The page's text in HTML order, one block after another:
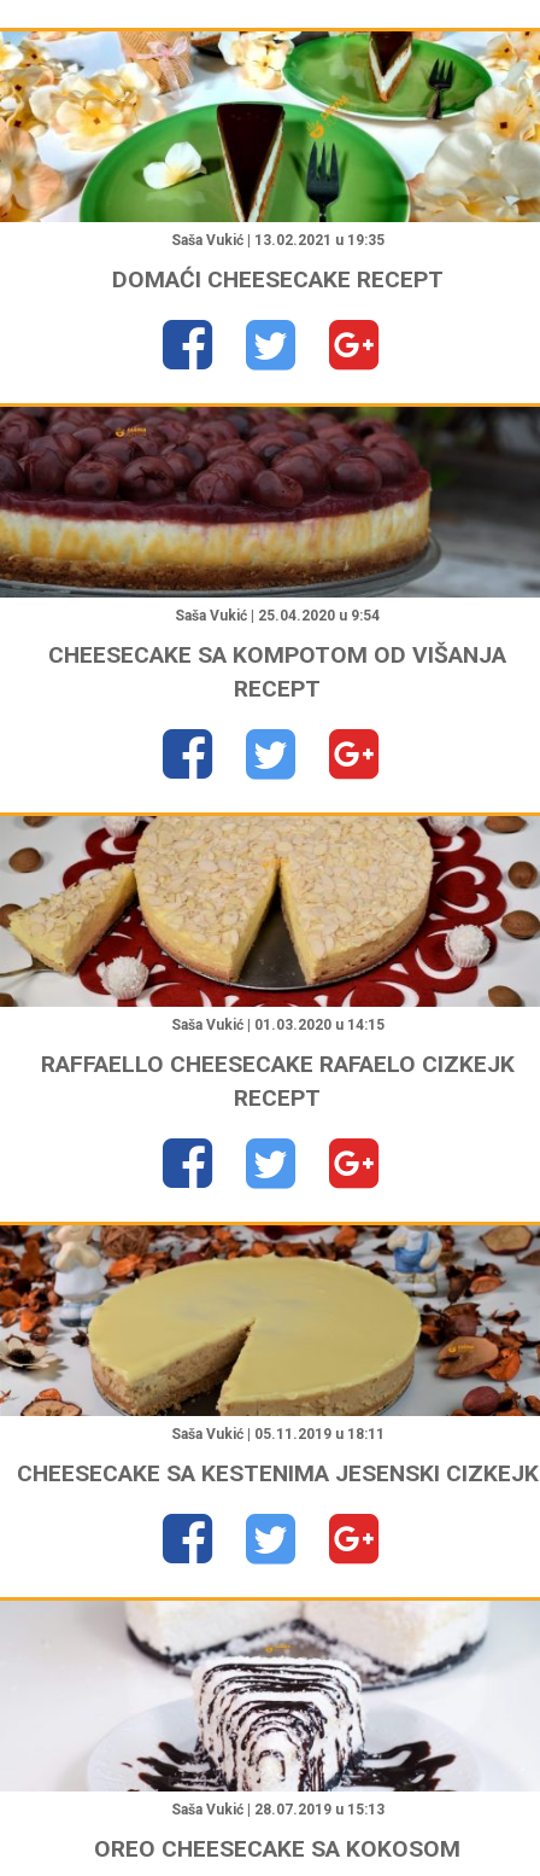
"
Saša Vukić | 13.02.2021 u 19:35
DOMAĆI CHEESECAKE RECEPT
"
Saša Vukić | 25.04.2020 u 9:54
CHEESECAKE SA KOMPOTOM OD VIŠANJA
RECEPT
"
Saša Vukić | 01.03.2020 u 14:15
RAFFAELLO CHEESECAKE RAFAELO CIZKEJK
RECEPT
"
Saša Vukić | 05.11.2019 u 18:11
CHEESECAKE SA KESTENIMA JESENSKI CIZKEJK
Saša Vukić | 28.07.2019 u 15:13
OREO CHEESECAKE SA KOKOSOM